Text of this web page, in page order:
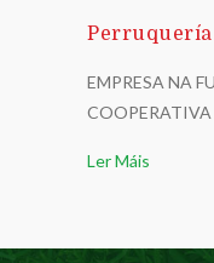
EMPRESA NA
COOPERATIVA
Ler Máis